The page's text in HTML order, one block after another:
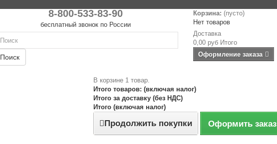
8-800-533-83-90
бесплатный звонок по России
Поиск
Корзина: (пусто)
Нет товаров
Доставка
0,00 руб Итого
Оформление заказа
В корзине 1 товар.
Итого товаров: (включая налог)
Итого за доставку (без НДС)
Итого (включая налог)
Продолжить покупки Оформить заказ